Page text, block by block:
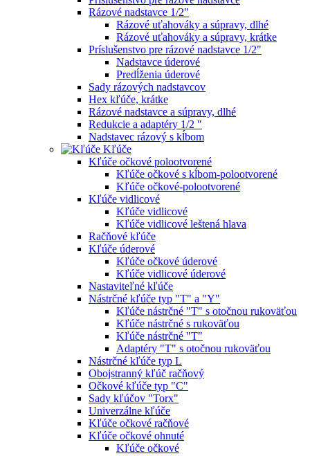
Rázové nadstavce 1/2"
Rázové uťahováky a súpravy, dlhé
Rázové uťahováky a súpravy, krátke
Príslušenstvo pre rázové nadstavce 1/2"
Nadstavce úderové
Predĺženia úderové
Sady rázových nadstavcov
Hex kľúče, krátke
Rázové nadstavce a súpravy, dlhé
Redukcie a adaptéry 1/2 "
Nadstavec rázový s kĺbom
Kľúče
Kľúče očkové polootvorené
Kľúče očkové s kĺbom-polootvorené
Kľúče očkové-polootvorené
Kľúče vidlicové
Kľúče vidlicové
Kľúče vidlicové leštená hlava
Račňové kľúče
Kľúče úderové
Kľúče očkové úderové
Kľúče vidlicové úderové
Nastaviteľné kľúče
Nástrčné kľúče typ "T" a "Y"
Kľúče nástrčné "T" s otočnou rukoväťou
Kľúče nástrčné s rukoväťou
Kľúče nástrčné "T"
Adaptéry "T" s otočnou rukoväťou
Nástrčné kľúče typ L
Obojstranný kľúč račňový
Očkové kľúče typ "C"
Sady kľúčov "Torx"
Univerzálne kľúče
Kľúče očkové račňové
Kľúče očkové ohnuté
Kľúče očkové